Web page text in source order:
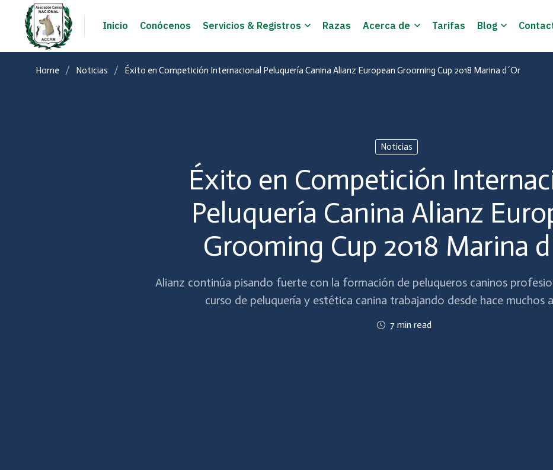
Inicio Conócenos Servicios & Registros Razas Acerca de Tarifas Blog
Home Noticias Éxito en Competición Internacional Peluquería Canina Alianz European Grooming Cup 2018 Marina d´Or
Noticias
Éxito en Competición
Peluquería Canina Alianz
Grooming Cup 2018 Marina
Alianz continúa pisando fuerte con la formación de peluqueros caninos
curso de peluquería y estética canina trabajando desde hace muchos
7 min read